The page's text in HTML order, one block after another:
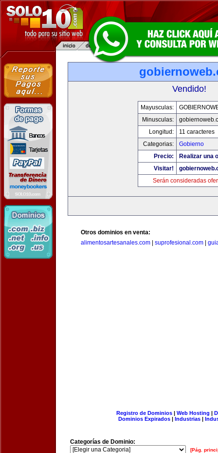
Vendido!
Mayusculas:
Minusculas:
Longitud:
11 caracteres
Categorias:
Gobierno
Precio:
Realizar una
Visitar!
Serán consideradas
Otros dominios en venta:
alimentosartesanales.com
suprofesional.com
Registro de Dominios| Web Hosting |
Dominios Expirados | Industrias |
Categorías de Dominio:
[Pág.